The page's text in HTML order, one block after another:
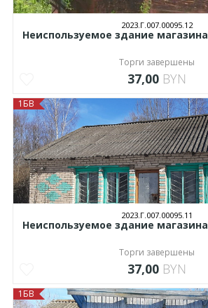
2023.Г.007.00095.12
Неиспользуемое здание магазина
Торги завершены
37,00 BYN
1БВ
2023.Г.007.00095.11
Неиспользуемое здание магазина
Торги завершены
37,00 BYN
1БВ